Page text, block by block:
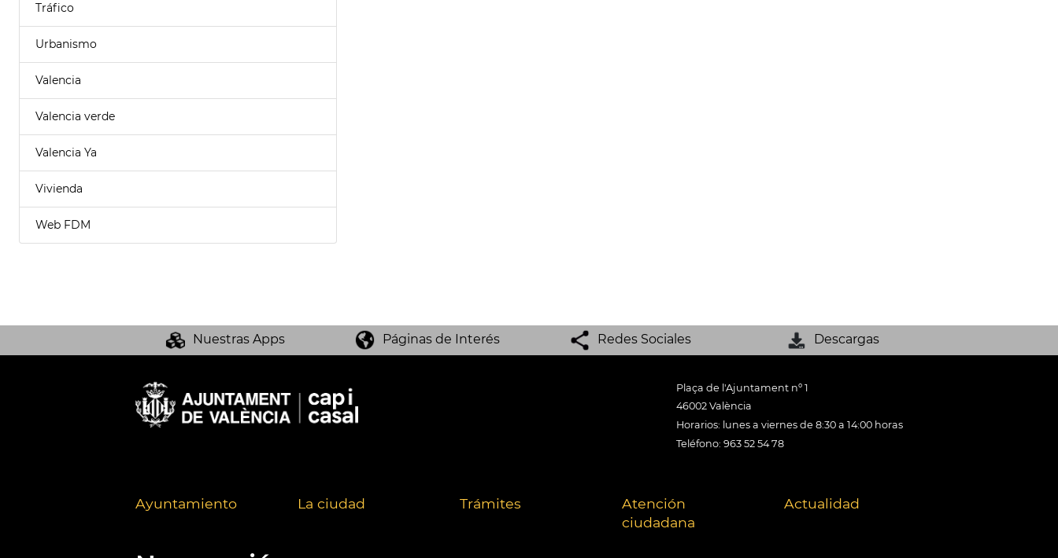
Tráfico
Urbanismo
Valencia
Valencia verde
Valencia Ya
Vivienda
Web FDM
Nuestras Apps Páginas de Interés Redes Sociales Descargas
Plaça de l'Ajuntament nº 1
46002 València
Horarios: lunes a viernes de 8:30 a 14:00 horas
Teléfono: 963 52 54 78
Ayuntamiento La ciudad Trámites
Atención
ciudadana
Actualidad